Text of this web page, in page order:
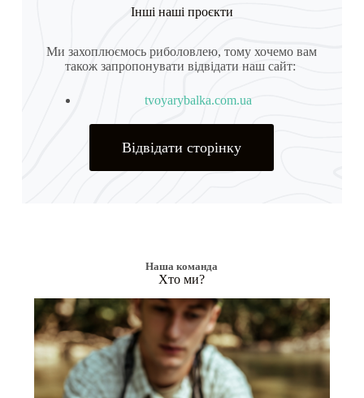
Інші наші проєкти
Ми захоплюємось риболовлею, тому хочемо вам
також запропонувати відвідати наш сайт:
tvoyarybalka.com.ua
Відвідати сторінку
Наша команда
Хто ми?